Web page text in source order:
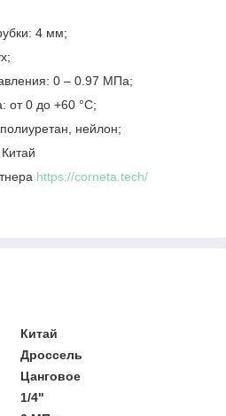
4 мм;
0 – 0.97 МПа;
от 0 до +60 °C;
нейлон;
https://corneta.tech/
Китай
Дроссель
Цанговое
1/4"